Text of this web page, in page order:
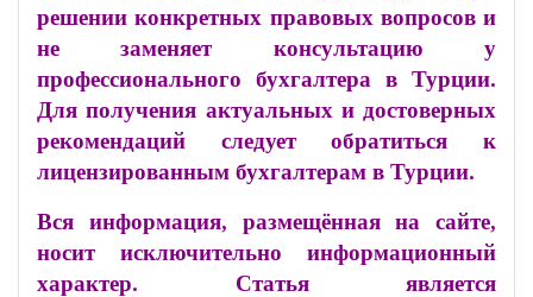
решении конкретных правовых вопросов и
не заменяет консультацию у
профессионального бухгалтера в Турции.
Для получения актуальных и достоверных
рекомендаций следует обратиться к
лицензированным бухгалтерам в Турции.
Вся информация, размещённая на сайте,
носит исключительно информационный
характер. Статья является